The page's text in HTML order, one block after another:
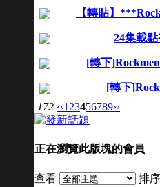
【轉貼】
24集載
[轉下
[轉下
172 ‹‹1 23456789››
正在瀏覽此版塊的會員
查看
排